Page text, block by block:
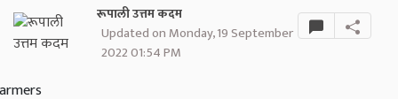
रूपाली उत्तम कदम
Updated on Monday, 19 September
2022 01:54 PM